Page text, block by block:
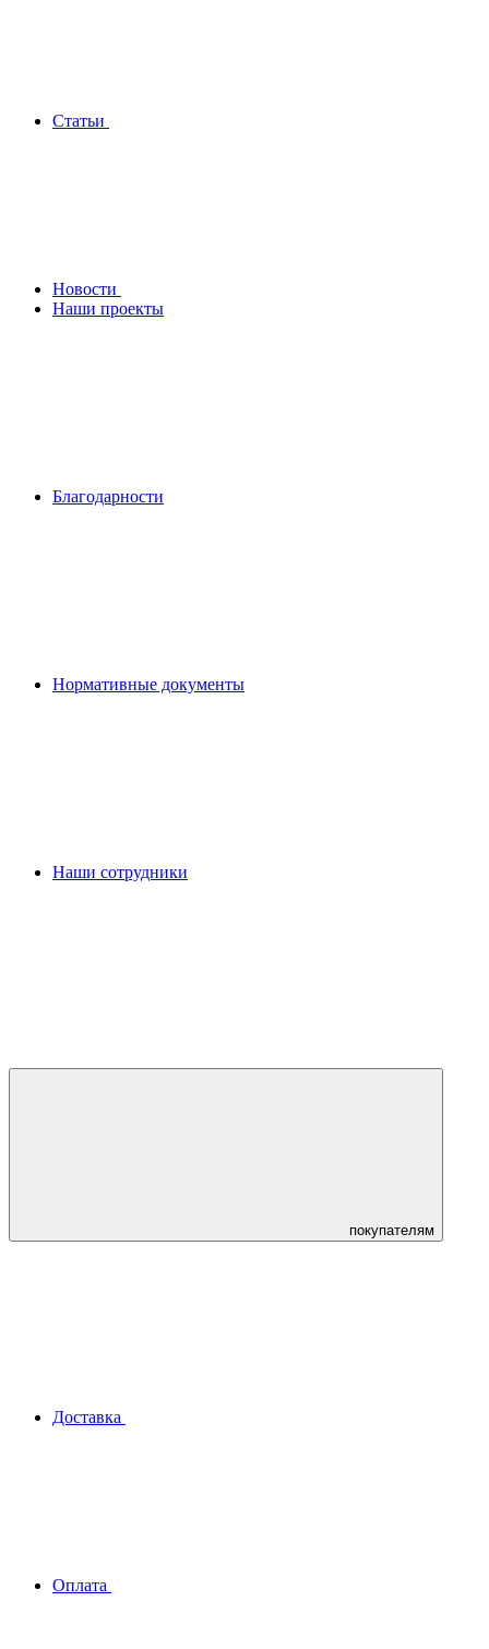
Статьи
Новости
Наши проекты
Благодарности
Нормативные документы
Наши сотрудники
покупателям
Доставка
Оплата